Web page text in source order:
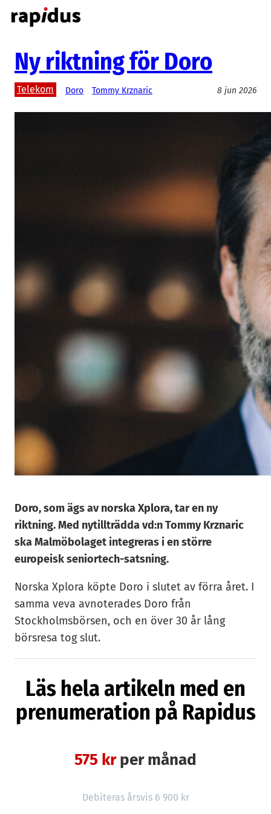
Hoppa
till
Ny riktning för Doro
Telekom Doro Tommy Krznaric 8 jun 2026
Doro, som ägs av norska Xplora, tar en ny
riktning. Med nytillträdda vd:n Tommy Krznaric
ska Malmöbolaget integreras i en större
europeisk seniortech-satsning.
Norska Xplora köpte Doro i slutet av förra året. I
samma veva avnoterades Doro från
Stockholmsbörsen, och en över 30 år lång
börsresa tog slut.
tidigare Doro-konkurrenten Emporia från
Österrike, som också utvecklar seniortelefoni.
Nu ligger båda bolagen alltså under samma
Xploras huvudprodukt är en smartklocka som
som ett begränsat och tryggare alternativ till en
Läs hela artikeln med en
prenumeration på Rapidus
575 krper månad
Debiteras årsvis 6 900 kr